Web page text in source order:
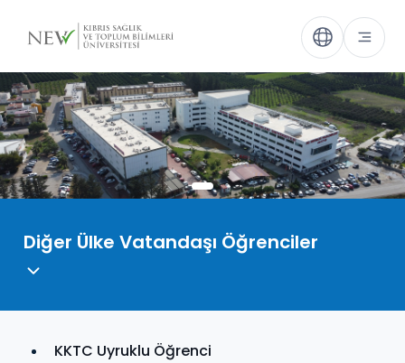
Diğer Ülke Vatandaşı Öğrenciler
KKTC Uyruklu Öğrenci